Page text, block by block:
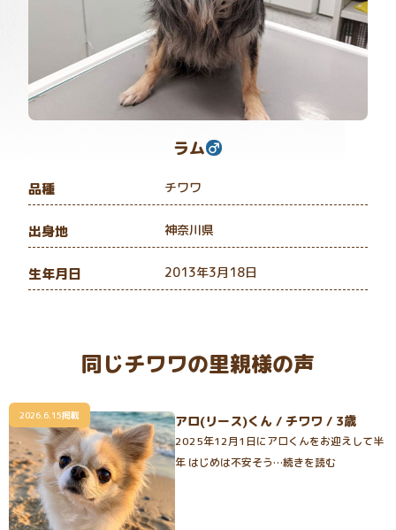
ラム
品種 チワワ
出身地 神奈川県
生年月日 2013年3月18日
同じチワワの里親様の声
2026.6.15掲載 アロ(リース)くん / チワワ / 3歳
2025年12月1日にアロくんをお迎えして半
年 はじめは不安そう…続きを読む